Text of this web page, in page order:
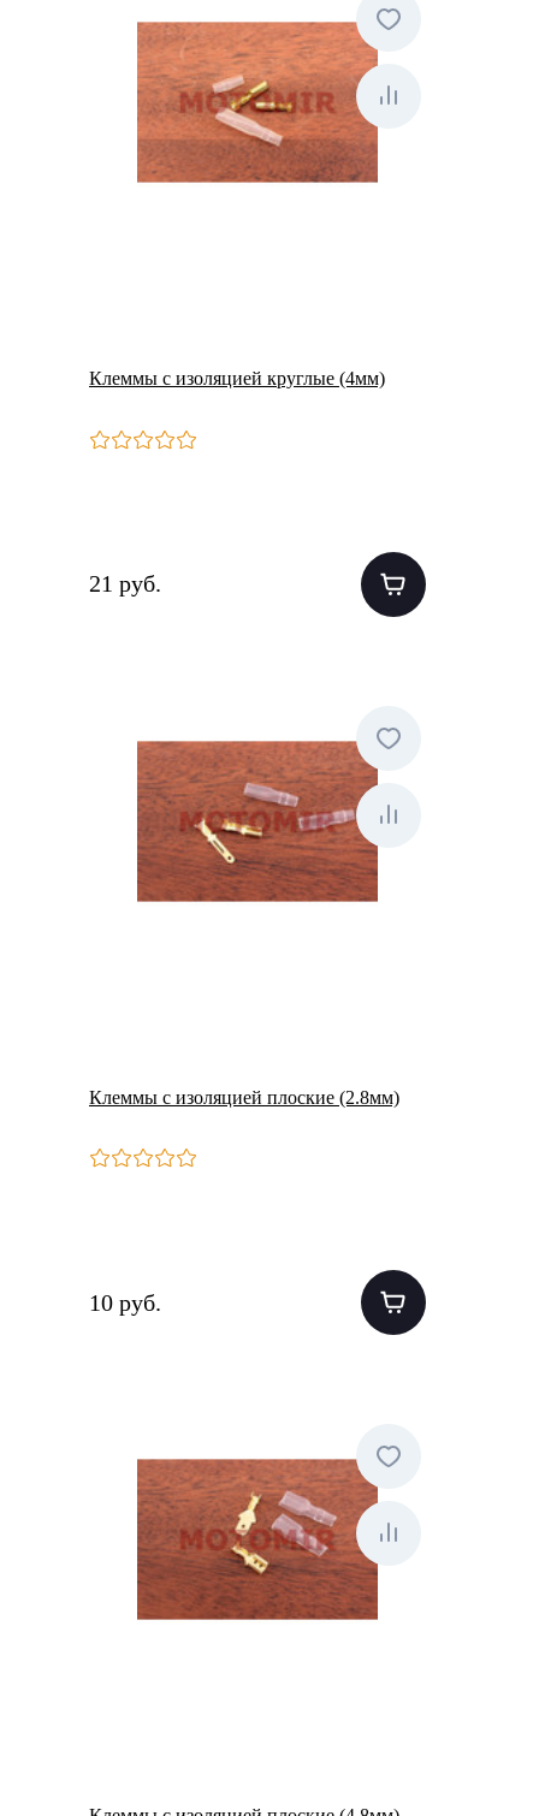
Клеммы с изоляцией круглые (4мм)
21 руб.
Клеммы с изоляцией плоские (2.8мм)
10 руб.